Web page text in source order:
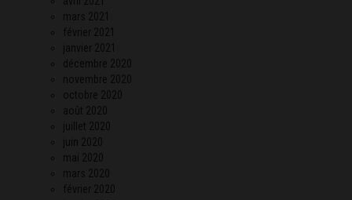
mars 2021
février 2021
janvier 2021
décembre 2020
novembre 2020
octobre 2020
août 2020
juillet 2020
juin 2020
mai 2020
mars 2020
février 2020